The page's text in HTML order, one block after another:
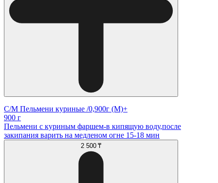
С/М Пельмени куриные /0,900г (М)+
900 г
Пельмени с куриным фаршем-в кипящую воду,после
закипания варить на медленом огне 15-18 мин
2 500 ₸